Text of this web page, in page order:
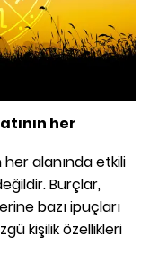
her
her alanında etkili
Burçlar,
bazı ipuçları
kişilik özellikleri